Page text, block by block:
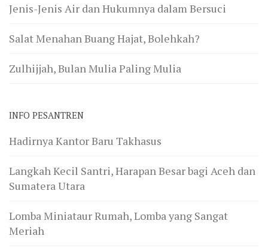
Jenis-Jenis Air dan Hukumnya dalam Bersuci
Salat Menahan Buang Hajat, Bolehkah?
Zulhijjah, Bulan Mulia Paling Mulia
INFO PESANTREN
Hadirnya Kantor Baru Takhasus
Langkah Kecil Santri, Harapan Besar bagi Aceh dan
Sumatera Utara
Lomba Miniataur Rumah, Lomba yang Sangat
Meriah